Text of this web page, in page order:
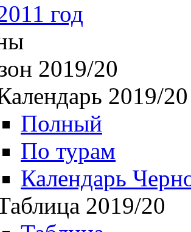
год
2019/20
2019/20
Полный
По турам
Календарь
2019/20